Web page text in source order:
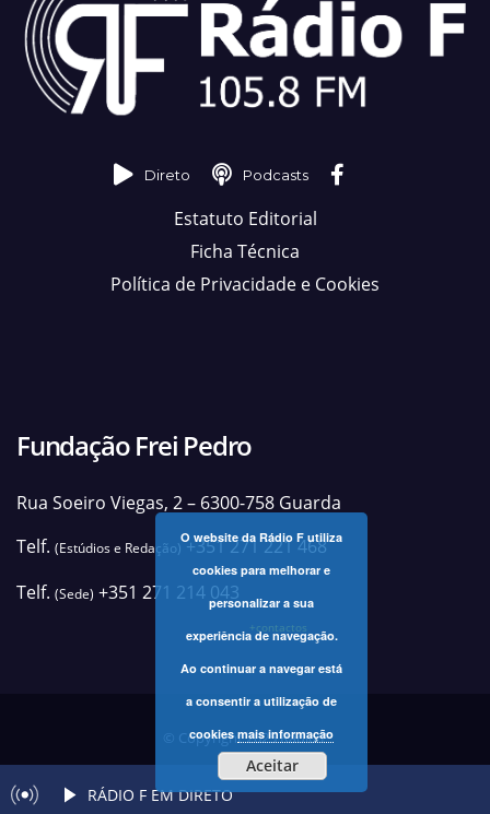
Direto Podcasts
Estatuto Editorial
Ficha Técnica
Política de Privacidade e Cookies
Fundação Frei Pedro
Rua Soeiro Viegas, 2 – 6300-758 Guarda
Telf. (Estúdios e Redação)+351 271 221 468
Telf. (Sede) +351 271 214 043
+contactos
© Copyright 2025 Rádio F
O website da Rádio F utiliza
cookies para melhorar e
personalizar a sua
experiência de navegação.
Ao continuar a navegar está
a consentir a utilização de
cookiesmais informação
Aceitar
RÁDIO F EM DIRETO